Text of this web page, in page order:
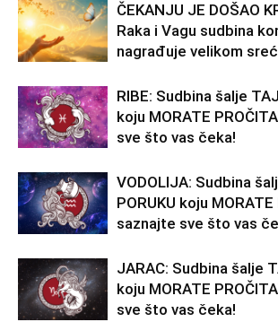
ČEKANJU JE DOŠAO
Raka i Vagu sudbina
nagrađuje velikom
RIBE: Sudbina šalje
koju MORATE
sve što vas čeka!
VODOLIJA: Sudbina
PORUKU koju MORATE
saznajte sve što vas
JARAC: Sudbina šalje
koju MORATE
sve što vas čeka!